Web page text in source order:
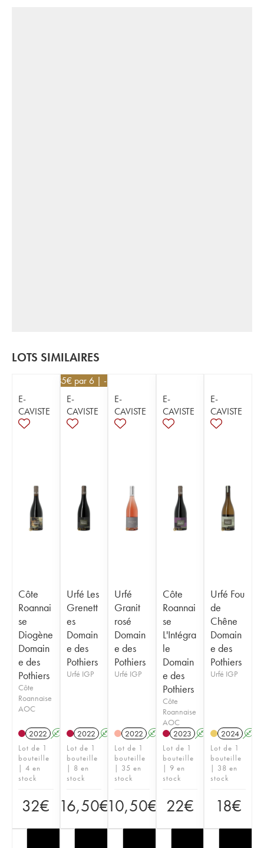
LOTS SIMILAIRES
E-
CAVISTE
Côte
Roannai
se
Diogène
Domain
e des
Pothiers
Côte
Roannaise
AOC
2022 A
Lot de 1
bouteille
| 4 en
stock
32€
14,85€ par 6 | -10%
E-
CAVISTE
Urfé Les
Grenett
es
Domain
e des
Pothiers
Urfé IGP
2022 A
Lot de 1
bouteille
| 8 en
stock
16,50€
E-
CAVISTE
Urfé
Granit
rosé
Domain
e des
Pothiers
Urfé IGP
2022 A
Lot de 1
bouteille
| 35 en
stock
10,50€
E-
CAVISTE
Côte
Roannai
se
L'Intégra
le
Domain
e des
Pothiers
Côte
Roannaise
AOC
2023 A
Lot de 1
bouteille
| 9 en
stock
22€
E-
CAVISTE
Urfé Fou
de
Chêne
Domain
e des
Pothiers
Urfé IGP
2024 A
Lot de 1
bouteille
| 38 en
stock
18€